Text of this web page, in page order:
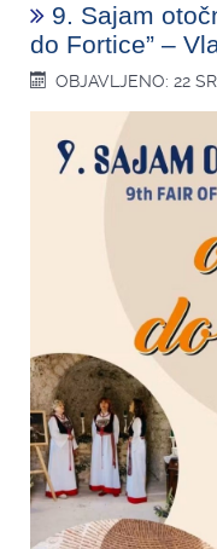
9. Sajam
do Fortice” –
OBJAVLJENO: 22